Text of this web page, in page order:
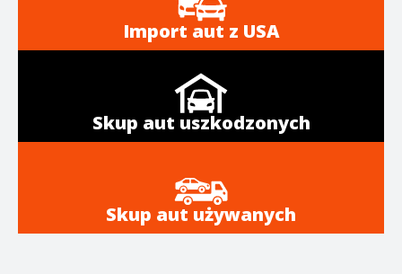
Import aut z USA
Skup aut uszkodzonych
Skup aut używanych